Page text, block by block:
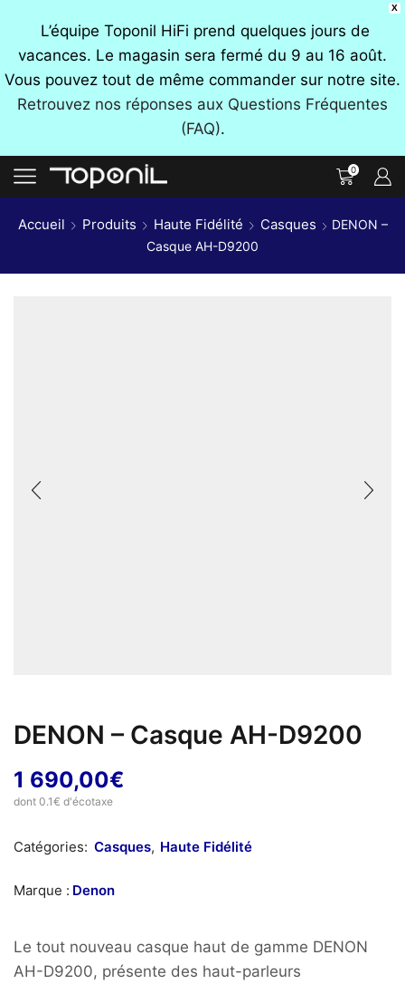
X
L’équipe Toponil HiFi prend quelques jours de
vacances. Le magasin sera fermé du 9 au 16 août.
Vous pouvez tout de même commander sur notre site.
Retrouvez nos réponses aux Questions Fréquentes
(FAQ).
0
Accueil Produits Haute Fidélité Casques
DENON –
Casque AH-D9200
DENON – Casque AH-D9200
1 690,00€
dont 0.1€ d'écotaxe
Catégories: Casques, Haute Fidélité
Marque : Denon
Le tout nouveau casque haut de gamme DENON
AH-D9200, présente des haut-parleurs